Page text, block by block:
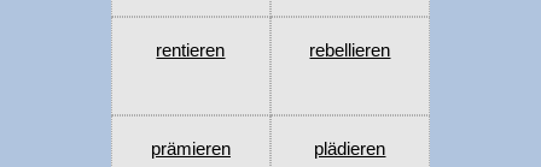
rentieren rebellieren
prämieren plädieren